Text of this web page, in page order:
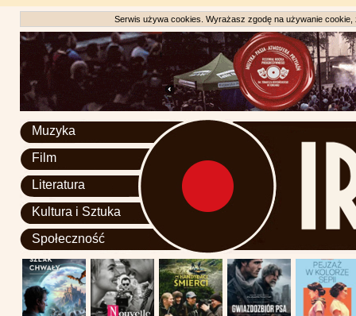
Serwis używa cookies. Wyrażasz zgodę na używanie
Muzyka
Film
Literatura
Kultura i Sztuka
Społeczność